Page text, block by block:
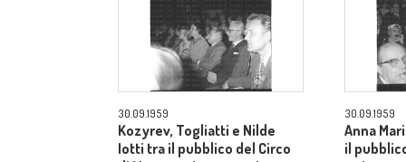
30.09.1959
Kozyrev, Togliatti e Nilde
Iotti tra il pubblico del Circo
30.09.1959
Anna
il